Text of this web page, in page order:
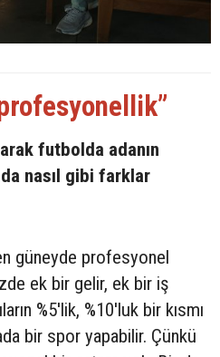
futbolda adanın
nasıl gibi farklar
güneyde profesyonel
ek bir gelir, ek bir iş
%5'lik, %10'luk bir kısmı
bir spor yapabilir. Çünkü